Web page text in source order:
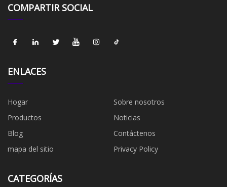
COMPARTIR SOCIAL
ENLACES
Hogar
Sobre nosotros
Productos
Noticias
Blog
Contáctenos
mapa del sitio
Privacy Policy
CATEGORÍAS